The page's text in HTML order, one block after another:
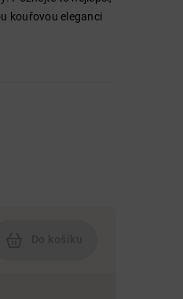
kouřovou eleganci